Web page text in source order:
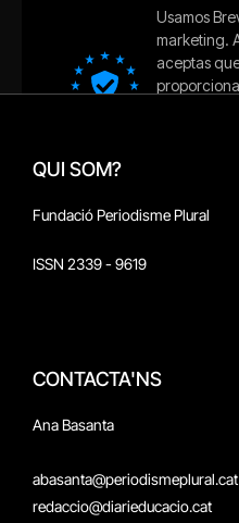
QUI SOM?
Fundació Periodisme Plural
ISSN 2339 - 9619
CONTACTA'NS
Ana Basanta
abasanta@periodismeplural.cat
redaccio@diarieducacio.cat